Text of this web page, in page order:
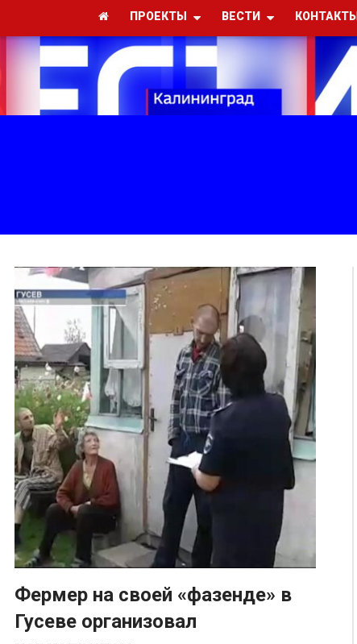
ПРОЕКТЫ ВЕСТИ КОНТАКТЫ
Фермер на своей «фазенде» в
Гусеве организовал